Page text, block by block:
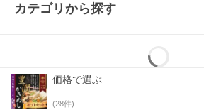
カテゴリから探す
価格で選ぶ
(28件)